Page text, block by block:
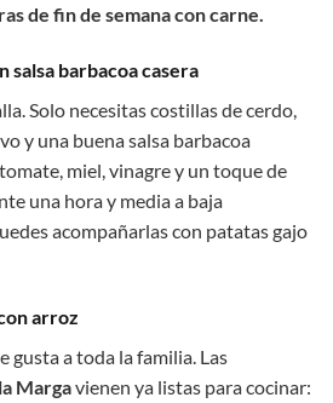
de fin de semana con carne.
salsa barbacoa casera
Solo necesitas costillas de cerdo,
y una buena salsa barbacoa
miel, vinagre y un toque de
una hora y media a baja
acompañarlas con patatas gajo
arroz
gusta a toda la familia. Las
Margavienen ya listas para cocinar: